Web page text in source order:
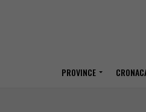
PROVINCE